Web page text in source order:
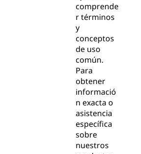
comprende
r términos
y
conceptos
de uso
común.
Para
obtener
informació
n exacta o
asistencia
específica
sobre
nuestros